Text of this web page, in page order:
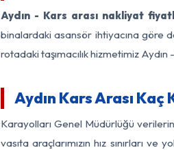
Aydın - Kars arası nakliyat
binalardaki asansör ihtiyacına göre
rotadaki taşımacılık hizmetimiz
Aydın Kars Arası Kaç
Karayolları Genel Müdürlüğü
vasıta araçlarımızın hız sınırları